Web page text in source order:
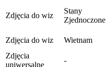
Zdjęcia do wiz
Stany
Zjednoczone
Zdjęcia do wiz
Wietnam
Zdjęcia
uniwersalne
-